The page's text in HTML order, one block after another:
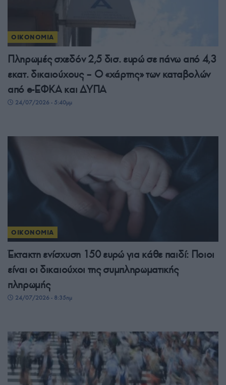
ΟΙΚΟΝΟΜΙΑ
Πληρωμές σχεδόν 2,5 δισ. ευρώ σε πάνω από 4,3
εκατ. δικαιούχους – Ο «χάρτης» των καταβολών
από e-ΕΦΚΑ και ΔΥΠΑ
24/07/2026 - 5:40μμ
ΟΙΚΟΝΟΜΙΑ
Έκτακτη ενίσχυση 150 ευρώ για κάθε παιδί: Ποιοι
είναι οι δικαιούχοι της συμπληρωματικής
πληρωμής
24/07/2026 - 8:35πμ